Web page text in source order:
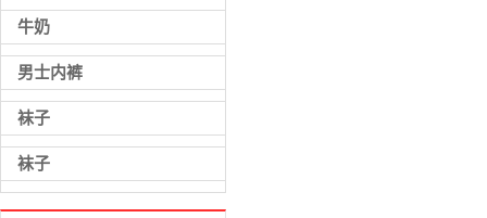
牛奶
男士内裤
袜子
袜子